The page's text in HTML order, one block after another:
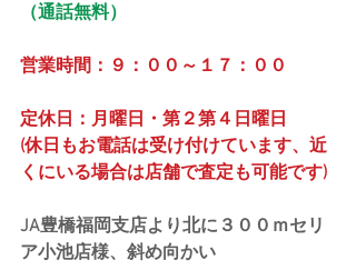
（通話無料）
営業時間：９：００～１７：００
定休日：月曜日・第２第４日曜日
(休日もお電話は受け付けています、近
くにいる場合は店舗で査定も可能です)
JA豊橋福岡支店より北に３００ｍセリ
ア小池店様、斜め向かい